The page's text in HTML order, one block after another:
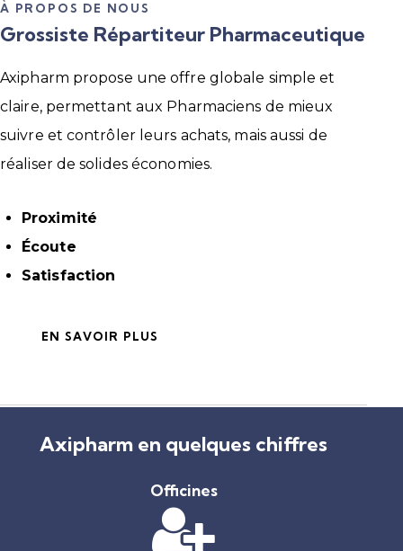
À PROPOS DE NOUS
Grossiste Répartiteur Pharmaceutique
Axipharm propose une offre globale simple et
claire, permettant aux Pharmaciens de mieux
suivre et contrôler leurs achats, mais aussi de
réaliser de solides économies.
Proximité
Écoute
Satisfaction
EN SAVOIR PLUS
Axipharm en quelques chiffres
Officines